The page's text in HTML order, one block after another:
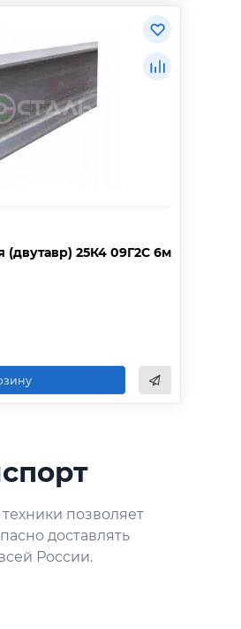
(двутавр) 25К4 09Г2С 6м
позволяет
доставлять
России.